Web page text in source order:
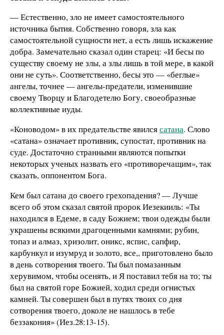
— Естественно, зло не имеет самостоятельного
источника бытия. Собственно говоря, зла как
самостоятельной сущности нет, а есть лишь искажение
добра. Замечательно сказал один старец: «И бесы по
существу своему не злы, а злы лишь в той мере, в какой
они не суть». Соответственно, бесы это — «беглые»
ангелы, точнее — ангелы-предатели, изменившие
своему Творцу и Благодетелю Богу, своеобразные
коллективные иуды.
«Коноводом» в их предательстве явилсясатана. Слово
«сатана» означает противник, супостат, противник на
суде. Достаточно странными являются попытки
некоторых ученых назвать его «противоречащим», так
сказать, оппонентом Бога.
Кем был сатана до своего грехопадения? — Лучше
всего об этом сказал святой пророк Иезекииль: «Ты
находился в Едеме, в саду Божием; твои одежды были
украшены всякими драгоценными камнями; рубин,
топаз и алмаз, хризолит, оникс, яспис, сапфир,
карбункул и изумруд и золото, все,, приготовлено было
в день сотворения твоего. Ты был помазанным
херувимом, чтобы осенять, и Я поставил тебя на то; ты
был на святой горе Божией, ходил среди огнистых
камней. Ты совершен был в путях твоих со дня
сотворения твоего, доколе не нашлось в тебе
беззакония» (Иез.28:13-15).